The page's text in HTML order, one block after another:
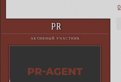
0
PR
АКТИВНЫЙ УЧАСТНИК